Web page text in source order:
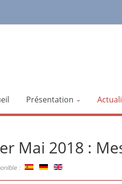
Présentation
Mai 2018 :
: